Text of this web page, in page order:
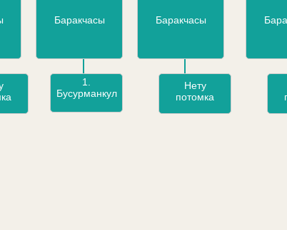
Баракчасы
1.
Бусурманкул
Баракчасы
Нету
потомка